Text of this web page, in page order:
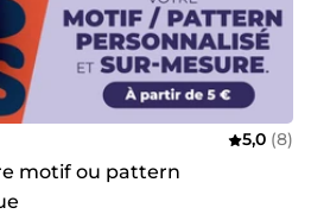
5,0 (8)
motif ou pattern